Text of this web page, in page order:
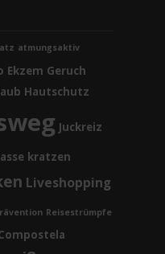
atmungsaktiv
Ekzem Geruch
Hautschutz
Juckreiz
kratzen
Liveshopping
Reisestrümpfe